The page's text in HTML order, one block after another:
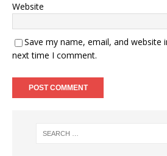
Website
Save my name, email, and website
next time I comment.